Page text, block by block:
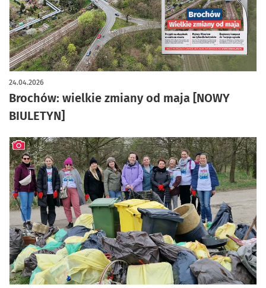
Brochów: wielkie zmiany od maja [NOWY
BIULETYN]
24.04.2026